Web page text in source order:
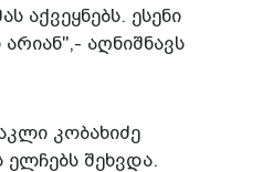
აქვეყნებს. ესენი
აღნიშნავს
კობახიძე
შეხვდა.